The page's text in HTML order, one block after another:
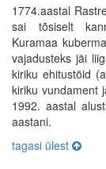
1774.aastal
sai tõsiselt
Kuramaa
vajadusteks jäi
kiriku ehitustöid
kiriku vundament
1992. aastal
aastani.
tagasi ülest